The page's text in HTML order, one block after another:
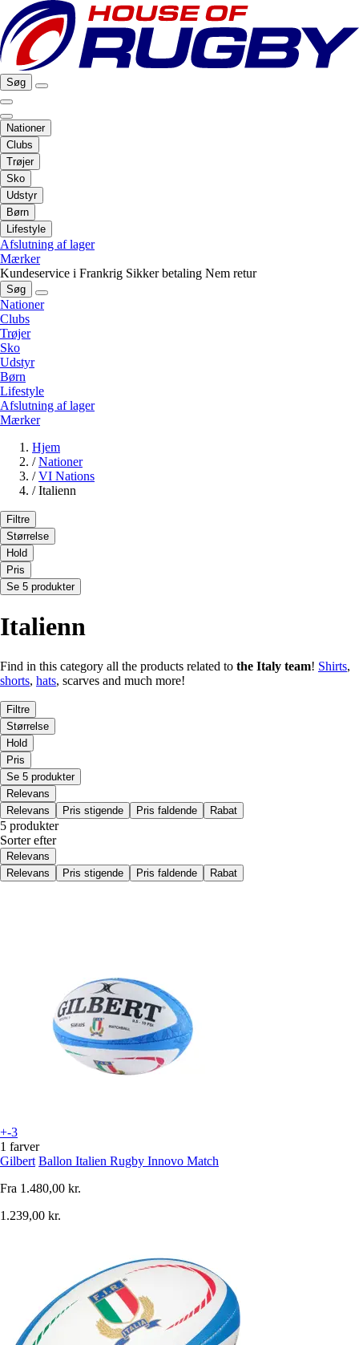
Søg
Nationer
Clubs
Trøjer
Sko
Udstyr
Børn
Lifestyle
Afslutning af lager
Mærker
Kundeservice i Frankrig Sikker betaling Nem retur
Søg
Nationer
Clubs
Trøjer
Sko
Udstyr
Børn
Lifestyle
Afslutning af lager
Mærker
Hjem
/ Nationer
/ VI Nations
/ Italienn
Filtre
Størrelse
Hold
Pris
Se 5 produkter
Italienn
Find in this category all the products related to the Italy team! Shirts,
shorts, hats, scarves and much more!
Filtre
Størrelse
Hold
Pris
Se 5 produkter
Relevans
Relevans
Pris stigende Pris faldende Rabat
5 produkter
Sorter efter
Relevans
Relevans
Pris stigende Pris faldende Rabat
+-3
1 farver
Gilbert Ballon Italien Rugby Innovo Match
Fra 1.480,00 kr.
1.239,00 kr.